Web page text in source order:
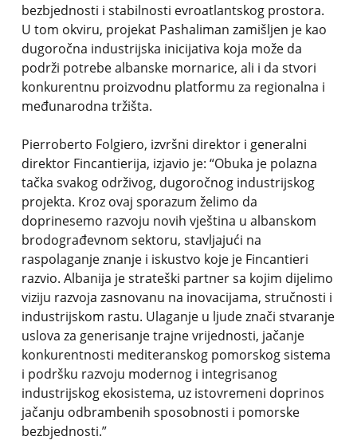
bezbjednosti i stabilnosti evroatlantskog prostora.
U tom okviru, projekat Pashaliman zamišljen je kao
dugoročna industrijska inicijativa koja može da
podrži potrebe albanske mornarice, ali i da stvori
konkurentnu proizvodnu platformu za regionalna i
međunarodna tržišta.
Pierroberto Folgiero, izvršni direktor i generalni
direktor Fincantierija, izjavio je: “Obuka je polazna
tačka svakog održivog, dugoročnog industrijskog
projekta. Kroz ovaj sporazum želimo da
doprinesemo razvoju novih vještina u albanskom
brodograđevnom sektoru, stavljajući na
raspolaganje znanje i iskustvo koje je Fincantieri
razvio. Albanija je strateški partner sa kojim dijelimo
viziju razvoja zasnovanu na inovacijama, stručnosti i
industrijskom rastu. Ulaganje u ljude znači stvaranje
uslova za generisanje trajne vrijednosti, jačanje
konkurentnosti mediteranskog pomorskog sistema
i podršku razvoju modernog i integrisanog
industrijskog ekosistema, uz istovremeni doprinos
jačanju odbrambenih sposobnosti i pomorske
bezbjednosti.”